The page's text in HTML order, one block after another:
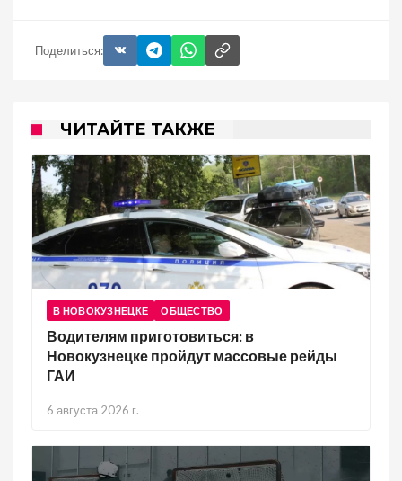
Поделиться:
ЧИТАЙТЕ ТАКЖЕ
В НОВОКУЗНЕЦКЕ ОБЩЕСТВО
Водителям приготовиться: в
Новокузнецке пройдут массовые рейды
ГАИ
6 августа 2026 г.